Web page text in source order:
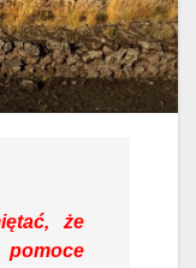
że
pomoce